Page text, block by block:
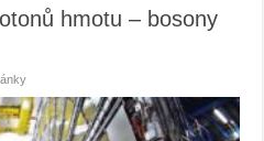
hmotu – bosony